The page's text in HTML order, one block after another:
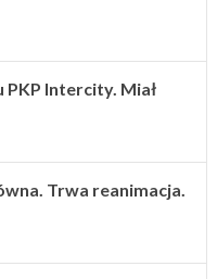
PKP Intercity. Miał
Trwa reanimacja.